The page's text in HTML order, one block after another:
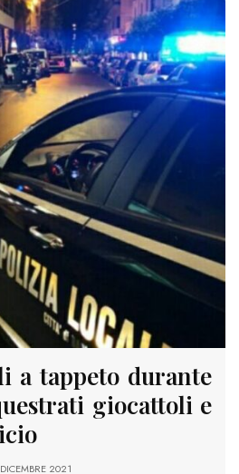
a tappeto durante
giocattoli e
2021